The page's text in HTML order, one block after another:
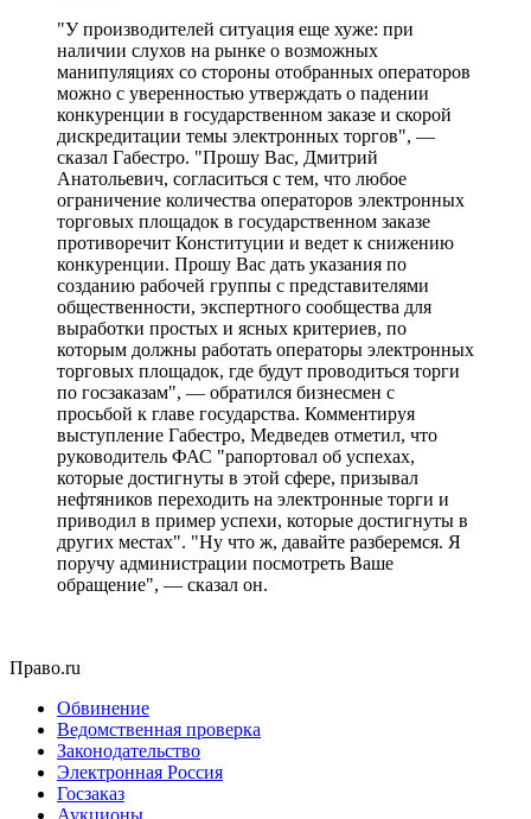
"У производителей ситуация еще хуже: при
наличии слухов на рынке о возможных
манипуляциях со стороны отобранных операторов
можно с уверенностью утверждать о падении
конкуренции в государственном заказе и скорой
дискредитации темы электронных торгов", —
сказал Габестро. "Прошу Вас, Дмитрий
Анатольевич, согласиться с тем, что любое
ограничение количества операторов электронных
торговых площадок в государственном заказе
противоречит Конституции и ведет к снижению
конкуренции. Прошу Вас дать указания по
созданию рабочей группы с представителями
общественности, экспертного сообщества для
выработки простых и ясных критериев, по
которым должны работать операторы электронных
торговых площадок, где будут проводиться торги
по госзаказам", — обратился бизнесмен с
просьбой к главе государства. Комментируя
выступление Габестро, Медведев отметил, что
руководитель ФАС "рапортовал об успехах,
которые достигнуты в этой сфере, призывал
нефтяников переходить на электронные торги и
приводил в пример успехи, которые достигнуты в
других местах". "Ну что ж, давайте разберемся. Я
поручу администрации посмотреть Ваше
обращение", — сказал он.
Право.ru
Обвинение
Ведомственная проверка
Законодательство
Электронная Россия
Госзаказ
Аукционы